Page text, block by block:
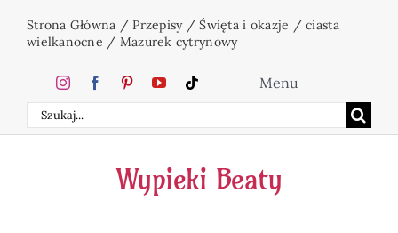
Strona Główna /Przepisy/Święta i okazje /ciasta
wielkanocne / Mazurek cytrynowy
Szukaj
Menu
Home
Ciasta
Wypieki Beaty